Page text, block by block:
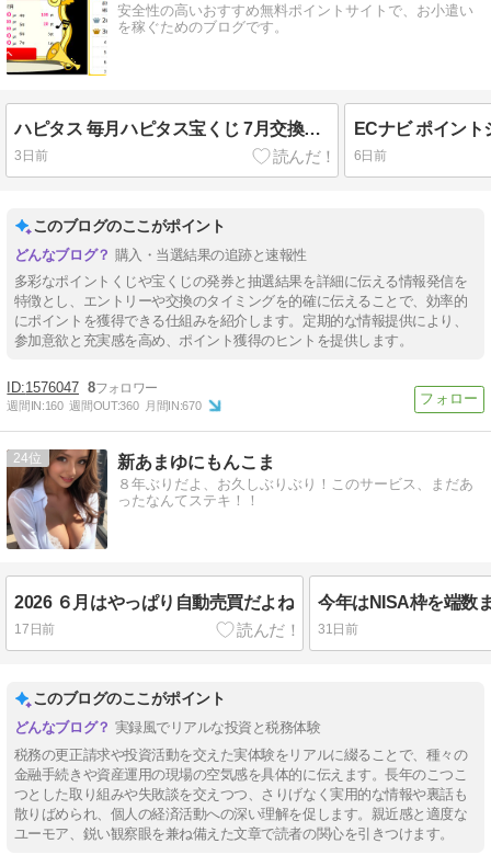
安全性の高いおすすめ無料ポイントサイトで、お小遣い
を稼ぐためのブログです。
ハピタス 毎月ハピタス宝くじ 7月交換分 抽選結果
3日前 6日前
このブログのここがポイント
購入・当選結果の追跡と速報性
多彩なポイントくじや宝くじの発券と抽選結果を詳細に伝える情報発信を
特徴とし、エントリーや交換のタイミングを的確に伝えることで、効率的
にポイントを獲得できる仕組みを紹介します。定期的な情報提供により、
参加意欲と充実感を高め、ポイント獲得のヒントを提供します。
1576047 8
週間IN:160 週間OUT:360 月間IN:670
24 新あまゆにもんこま
８年ぶりだよ、お久しぶりぶり！このサービス、まだあ
ったなんてステキ！！
2026 ６月はやっぱり自動売買だよね
17日前
今年はNISA枠を端数
31日前
このブログのここがポイント
実録風でリアルな投資と税務体験
税務の更正請求や投資活動を交えた実体験をリアルに綴ることで、種々の
金融手続きや資産運用の現場の空気感を具体的に伝えます。長年のこつこ
つとした取り組みや失敗談を交えつつ、さりげなく実用的な情報や裏話も
散りばめられ、個人の経済活動への深い理解を促します。親近感と適度な
ユーモア、鋭い観察眼を兼ね備えた文章で読者の関心を引きつけます。